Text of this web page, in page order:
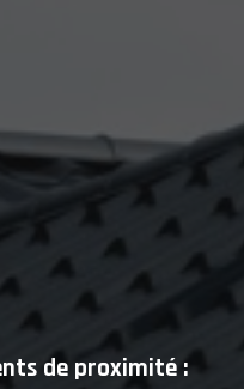
de proximité :